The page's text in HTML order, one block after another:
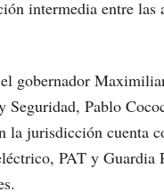
intermedia entre
gobernador
Pablo
la jurisdicción cuenta
PAT y Guardia